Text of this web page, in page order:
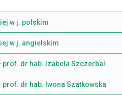
w j. polskim
w j. angielskim
dr hab. Izabela Szczerbal
dr hab. Iwona Szatkowska